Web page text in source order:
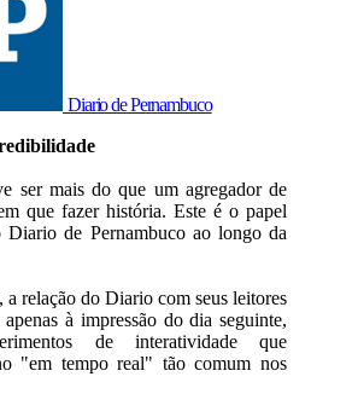
Diario de Pernambuco
ser mais do que um agregador de
que fazer história. Este é o papel
Diario de Pernambuco ao longo da
a relação do Diario com seus leitores
à impressão do dia seguinte,
de interatividade que
"em tempo real" tão comum nos